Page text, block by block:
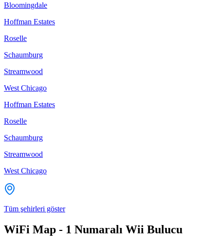
Bloomingdale
Hoffman Estates
Roselle
Schaumburg
Streamwood
West Chicago
Hoffman Estates
Roselle
Schaumburg
Streamwood
West Chicago
Tüm şehirleri göster
WiFi Map - 1 Numaralı Wii Bulucu